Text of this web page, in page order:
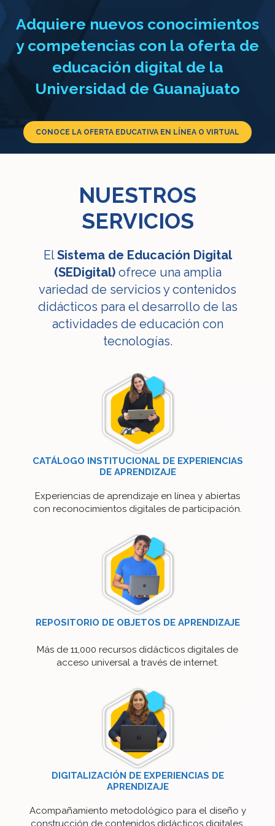
Adquiere nuevos conocimientos
y competencias con la oferta de
educación digital de la
Universidad de Guanajuato
CONOCE LA OFERTA EDUCATIVA EN LÍNEA O VIRTUAL
NUESTROS
SERVICIOS
ElSistema de Educación Digital
(SEDigital)ofrece una amplia
variedad de servicios y contenidos
didácticos para el desarrollo de las
actividades de educación con
tecnologías.
CATÁLOGO INSTITUCIONAL DE EXPERIENCIAS
DE APRENDIZAJE
Experiencias de aprendizaje en línea y abiertas
con reconocimientos digitales de participación.
REPOSITORIO DE OBJETOS DE APRENDIZAJE
Más de 11,000 recursos didácticos digitales de
acceso universal a través de internet.
DIGITALIZACIÓN DE EXPERIENCIAS DE
APRENDIZAJE
Acompañamiento metodológico para el diseño y
construcción de contenidos didácticos digitales.